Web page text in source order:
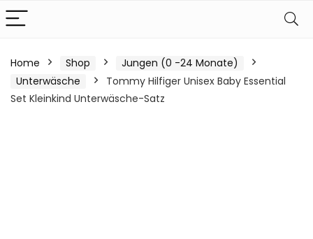
Home Shop
Jungen (0 -24 Monate)
Unterwäsche
Tommy Hilfiger Unisex Baby Essential
Set Kleinkind Unterwäsche-Satz